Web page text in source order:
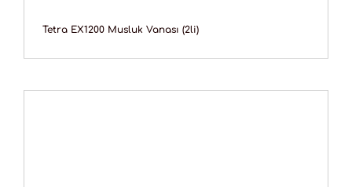
Tetra EX1200 Musluk Vanası (2li)